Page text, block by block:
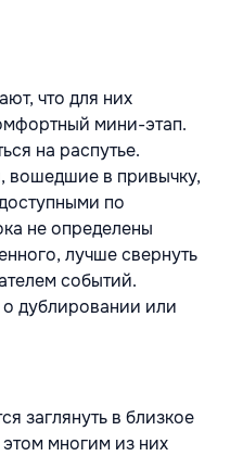
что для них
мини-этап.
на распутье.
вошедшие в привычку,
по
не определены
лучше свернуть
событий.
дублировании или
заглянуть в близкое
многим из них